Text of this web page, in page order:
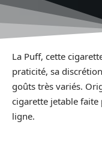
La Puff, cette
praticité, sa
goûts très variés.
cigarette jetable
ligne.